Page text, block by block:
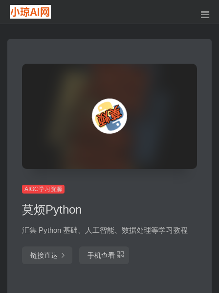
AIGC学习资源
莫烦Python
汇集 Python 基础、人工智能、数据处理等学习教程
链接直达 手机查看